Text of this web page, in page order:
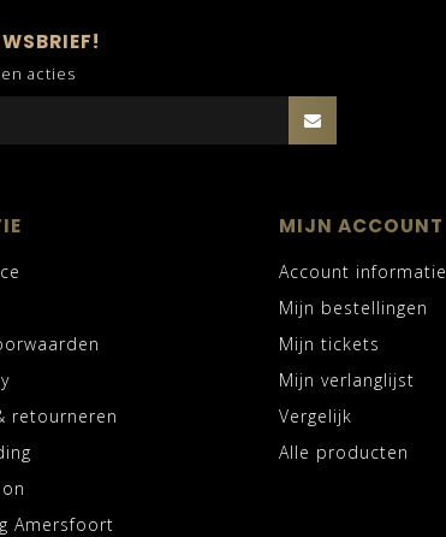
acties
retourneren
Amersfoort
MIJN ACCOUNT
Account informatie
Mijn bestellingen
Mijn tickets
Mijn verlanglijst
Vergelijk
Alle producten